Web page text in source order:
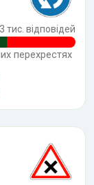
тис. відповідей
перехрестях